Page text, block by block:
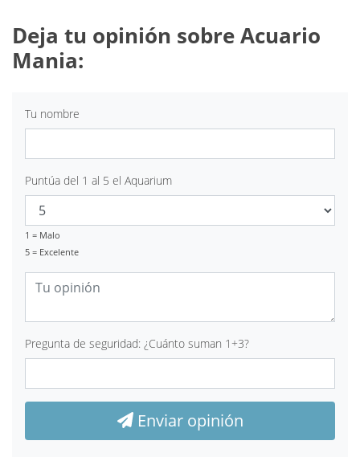
Deja tu opinión sobre Acuario
Mania:
Tu nombre
Puntúa del 1 al 5 el Aquarium
1 = Malo
5 = Excelente
Pregunta de seguridad: ¿Cuánto suman 1+3?
Enviar opinión